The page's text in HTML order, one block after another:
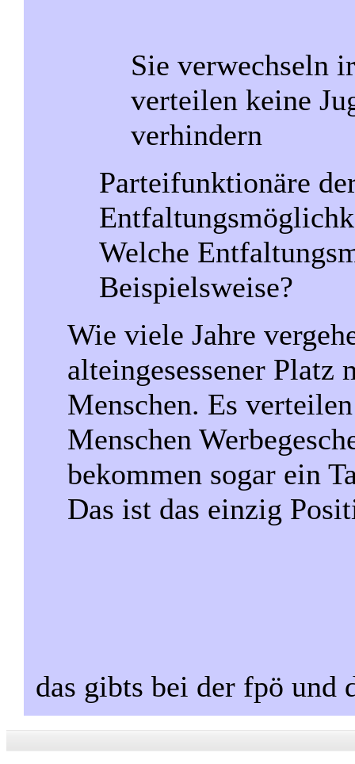
Sie verwechseln
verteilen keine
verhindern
Parteifunktionäre
Welche
Beispielsweise?
Wie viele Jahre
alteingesessener Platz
Menschen. Es
Menschen
bekommen sogar ein
Das ist das einzig
das gibts bei der fpö und